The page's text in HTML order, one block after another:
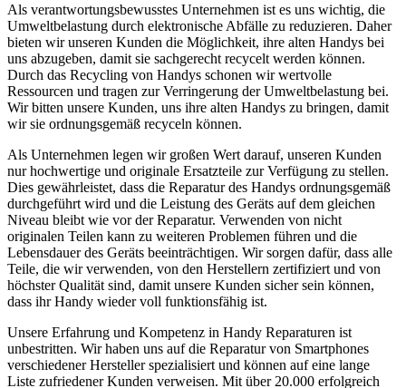
Als verantwortungsbewusstes Unternehmen ist es uns wichtig, die
Umweltbelastung durch elektronische Abfälle zu reduzieren. Daher
bieten wir unseren Kunden die Möglichkeit, ihre alten Handys bei
uns abzugeben, damit sie sachgerecht recycelt werden können.
Durch das Recycling von Handys schonen wir wertvolle
Ressourcen und tragen zur Verringerung der Umweltbelastung bei.
Wir bitten unsere Kunden, uns ihre alten Handys zu bringen, damit
wir sie ordnungsgemäß recyceln können.
Als Unternehmen legen wir großen Wert darauf, unseren Kunden
nur hochwertige und originale Ersatzteile zur Verfügung zu stellen.
Dies gewährleistet, dass die Reparatur des Handys ordnungsgemäß
durchgeführt wird und die Leistung des Geräts auf dem gleichen
Niveau bleibt wie vor der Reparatur. Verwenden von nicht
originalen Teilen kann zu weiteren Problemen führen und die
Lebensdauer des Geräts beeinträchtigen. Wir sorgen dafür, dass alle
Teile, die wir verwenden, von den Herstellern zertifiziert und von
höchster Qualität sind, damit unsere Kunden sicher sein können,
dass ihr Handy wieder voll funktionsfähig ist.
Unsere Erfahrung und Kompetenz in Handy Reparaturen ist
unbestritten. Wir haben uns auf die Reparatur von Smartphones
verschiedener Hersteller spezialisiert und können auf eine lange
Liste zufriedener Kunden verweisen. Mit über 20.000 erfolgreich